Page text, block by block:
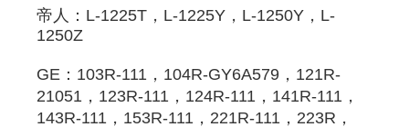
帝人：L-1225T，L-1225Y，L-1250Y，L-
1250Z
GE：103R-111，104R-GY6A579，121R-
21051，123R-111，124R-111，141R-111，
143R-111，153R-111，221R-111，223R，